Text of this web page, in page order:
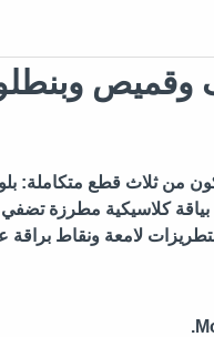
وقميص
من ثلاث قطع متكاملة:
بياقة كلاسيكية مطرزة